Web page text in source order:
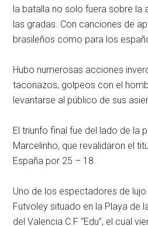
la batalla no solo fuera sobre la
las gradas. Con canciones de
brasileños como para los
Hubo numerosas acciones
taconazos, golpeos con el
levantarse al público de sus
El triunfo final fue del lado de la
Marcelinho, que revalidaron el
España por 25 – 18.
Uno de los espectadores de
Futvoley situado en la Playa de
del Valencia C.F “Edu”, el cual